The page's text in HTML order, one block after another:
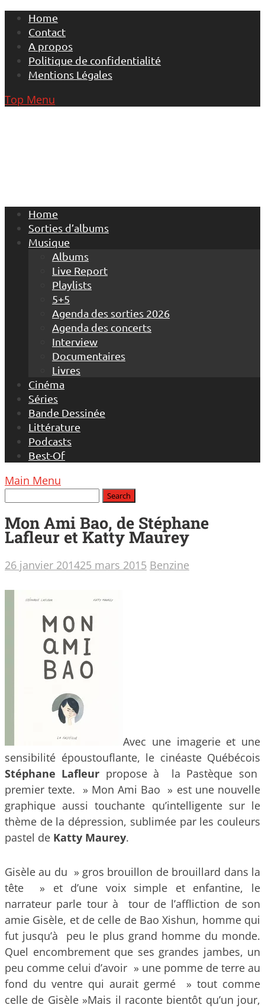
Skip
content
Home
Contact
A propos
Politique de confidentialité
Mentions Légales
Top Menu
Home
Sorties d’albums
Musique
Albums
Live Report
Playlists
5+5
Agenda des sorties 2026
Agenda des concerts
Interview
Documentaires
Livres
Cinéma
Séries
Bande Dessinée
Littérature
Podcasts
Best-Of
Main Menu
Mon Ami Bao, de Stéphane
Lafleur et Katty Maurey
26 janvier 201425 mars 2015 Benzine
Avec une imagerie et une
sensibilité époustouflante, le cinéaste Québécois
Stéphane Lafleur propose à la Pastèque son
premier texte. » Mon Ami Bao » est une nouvelle
graphique aussi touchante qu’intelligente sur le
thème de la dépression, sublimée par les couleurs
pastel de Katty Maurey.
Gisèle au du » gros brouillon de brouillard dans la
tête » et d’une voix simple et enfantine, le
narrateur parle tour à tour de l’affliction de son
amie Gisèle, et de celle de Bao Xishun, homme qui
fut jusqu’à peu le plus grand homme du monde.
Quel encombrement que ses grandes jambes, un
peu comme celui d’avoir » une pomme de terre au
fond du ventre qui aurait germé » tout comme
celle de Gisèle »Mais il raconte bientôt qu’un jour,